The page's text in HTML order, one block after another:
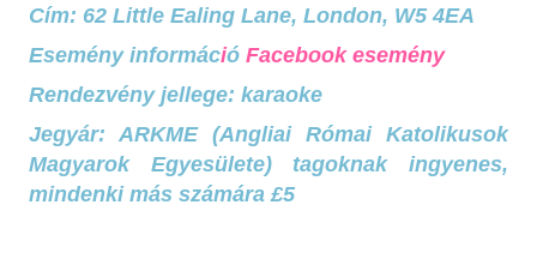
Cím: 62 Little Ealing Lane, London, W5 4EA
Esemény információ Facebook esemény
Rendezvény jellege: karaoke
Jegyár: ARKME (Angliai Római Katolikusok
Magyarok Egyesülete) tagoknak ingyenes,
mindenki más számára £5